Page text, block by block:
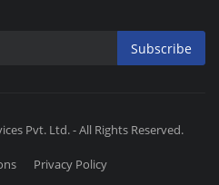
Subscribe
Pvt. Ltd. - All Rights Reserved.
Privacy Policy